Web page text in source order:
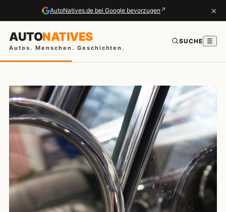
AutoNatives.de bei Google bevorzugen ↗ ×
AUTONATIVES
Autos. Menschen. Geschichten.
SUCHE ☰